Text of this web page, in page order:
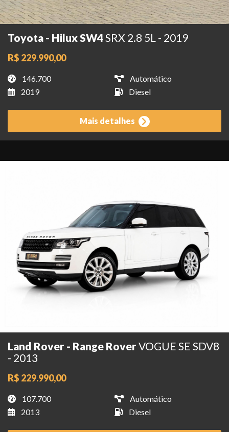
Toyota - Hilux SW4SRX 2.8 5L - 2019
R$ 229.990,00
146.700
Automático
2019
Diesel
Mais detalhes
Land Rover - Range RoverVOGUE SE SDV8
- 2013
R$ 229.990,00
107.700
Automático
2013
Diesel